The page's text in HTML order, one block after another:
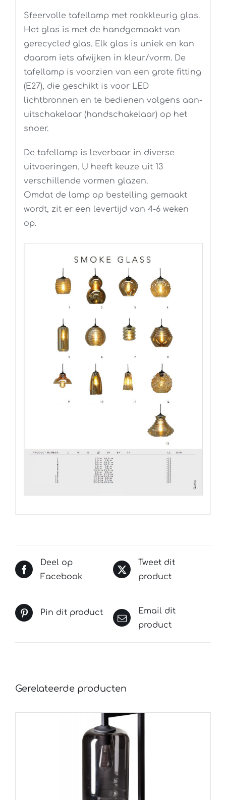
Sfeervolle tafellamp met rookkleurig glas.
Het glas is met de handgemaakt van
gerecycled glas. Elk glas is uniek en kan
daarom iets afwijken in kleur/vorm. De
tafellamp is voorzien van een grote fitting
(E27), die geschikt is voor LED
lichtbronnen en te bedienen volgens aan-
uitschakelaar (handschakelaar) op het
snoer.
De tafellamp is leverbaar in diverse
uitvoeringen. U heeft keuze uit 13
verschillende vormen glazen.
Omdat de lamp op bestelling gemaakt
wordt, zit er een levertijd van 4-6 weken
op.
Deel op
Facebook
Tweet dit
product
Pin dit product
Email dit
product
Gerelateerde producten